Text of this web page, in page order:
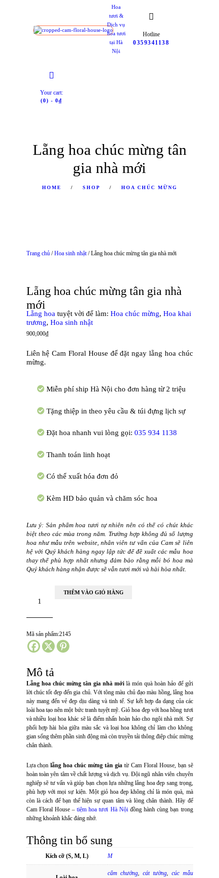
Hoa
tươi &
Dịch vụ
hoa tươi
tại Hà
Nội
Hotline
0359341138
Your cart:
(0) -0₫
Lẵng hoa chúc mừng tân
gia nhà mới
HOME SHOP HOA CHÚC MỪNG
Trang chủ/Hoa sinh nhật/ Lẵng hoa chúc mừng tân gia nhà mới
Lẵng hoa chúc mừng tân gia nhà
mới
Lẵng hoatuyệt vời để làm: Hoa chúc mừng, Hoa khai
trương, Hoa sinh nhật
900,000₫
Liên hệ Cam Floral House để đặt ngay lẵng hoa chúc
mừng.
Miễn phí ship Hà Nội cho đơn hàng từ 2 triệu
Tặng thiệp in theo yêu cầu & túi đựng lịch sự
Đặt hoa nhanh vui lòng gọi: 035 934 1138
Thanh toán linh hoạt
Có thể xuất hóa đơn đỏ
Kèm HD bảo quản và chăm sóc hoa
Lưu ý: Sản phẩm hoa tươi tự nhiên nên có thể có chút khác
biệt theo các mùa trong năm. Trường hợp không đủ số lượng
hoa như mẫu trên website, nhân viên tư vấn của Cam sẽ liên
hệ với Quý khách hàng ngay lập tức để đề xuất các mẫu hoa
thay thế phù hợp nhất nhưng đảm bảo rằng mỗi bó hoa mà
Quý khách hàng nhận được sẽ vẫn tươi mới và hài hòa nhất.
mừng
gia
nhà
mới
lượng
THÊM VÀO GIỎ HÀNG
Mã sản phẩm:2145
Mô tả
Lẵng hoa chúc mừng tân gia nhà mớilà món quà hoàn hảo để gửi
lời chúc tốt đẹp đến gia chủ. Với tông màu chủ đạo màu hồng, lẵng hoa
này mang đến vẻ đẹp dịu dàng và tinh tế. Sự kết hợp đa dạng của các
loài hoa tạo nên một bức tranh tuyệt mỹ. Giỏ hoa đẹp với hoa hồng tươi
và nhiều loại hoa khác sẽ là điểm nhấn hoàn hảo cho ngôi nhà mới. Sự
phối hợp hài hòa giữa màu sắc và loại hoa không chỉ làm cho không
gian sống thêm phần sinh động mà còn truyền tải thông điệp chúc mừng
chân thành.
Lựa chọnlẵng hoa chúc mừng tân giatừ Cam Floral House, bạn sẽ
hoàn toàn yên tâm về chất lượng và dịch vụ. Đội ngũ nhân viên chuyên
nghiệp sẽ tư vấn và giúp bạn chọn lựa những lẵng hoa đẹp sang trọng,
phù hợp với mọi sự kiện. Một giỏ hoa đẹp không chỉ là món quà, mà
còn là cách để bạn thể hiện sự quan tâm và lòng chân thành. Hãy để
Cam Floral House –tiệm hoa tươi Hà Nộiđồng hành cùng bạn trong
những khoảnh khắc đáng nhớ.
Thông tin bổ sung
Kích cỡ (S, M, L) M
cẩm chướng,cát tường, cúc mẫu